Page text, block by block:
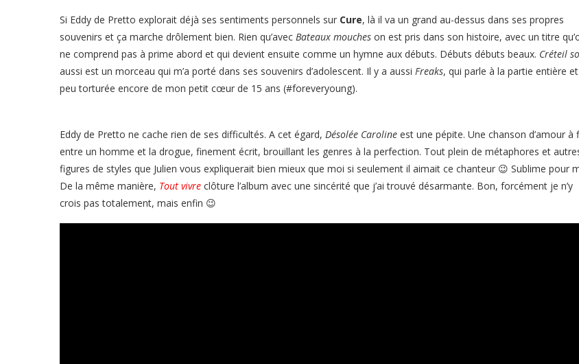
Si Eddy de Pretto explorait déjà ses sentiments personnels sur Cure, là il va un grand au-dessus dans ses propres
souvenirs et ça marche drôlement bien. Rien qu’avec Bateaux mouches on est pris dans son histoire, avec un titre
ne comprend pas à prime abord et qui devient ensuite comme un hymne aux débuts. Débuts débuts beaux. Créteil
aussi est un morceau qui m’a porté dans ses souvenirs d’adolescent. Il y a aussi Freaks, qui parle à la partie entière
peu torturée encore de mon petit cœur de 15 ans (#foreveryoung).
Eddy de Pretto ne cache rien de ses difficultés. A cet égard, Désolée Caroline est une pépite. Une chanson d’amour à
entre un homme et la drogue, finement écrit, brouillant les genres à la perfection. Tout plein de métaphores et
figures de styles que Julien vous expliquerait bien mieux que moi si seulement il aimait ce chanteur 😉 Sublime pour
De la même manière, Tout vivre clôture l’album avec une sincérité que j’ai trouvé désarmante. Bon, forcément je n’y
crois pas totalement, mais enfin 😉